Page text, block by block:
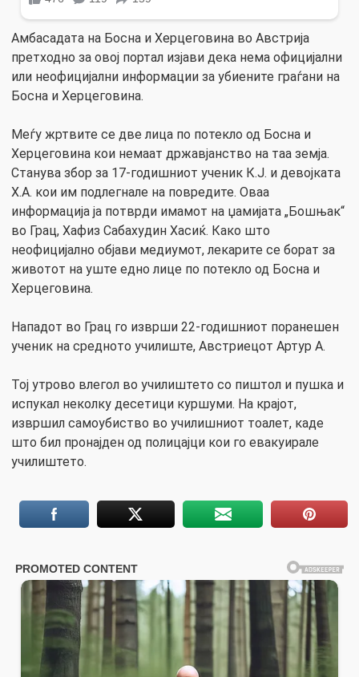
Амбасадата на Босна и Херцеговина во Австрија
претходно за овој портал изјави дека нема официјални
или неофицијални информации за убиените граѓани на
Босна и Херцеговина.
Меѓу жртвите се две лица по потекло од Босна и
Херцеговина кои немаат државјанство на таа земја.
Станува збор за 17-годишниот ученик К.Ј. и девојката
Х.А. кои им подлегнале на повредите. Оваа
информација ја потврди имамот на џамијата „Бошњак“
во Грац, Хафиз Сабахудин Хасиќ. Како што
неофицијално објави медиумот, лекарите се борат за
животот на уште едно лице по потекло од Босна и
Херцеговина.
Нападот во Грац го изврши 22-годишниот поранешен
ученик на средното училиште, Австриецот Артур А.
Тој утрово влегол во училиштето со пиштол и пушка и
испукал неколку десетици куршуми. На крајот,
извршил самоубиство во училишниот тоалет, каде
што бил пронајден од полицајци кои го евакуирале
училиштето.